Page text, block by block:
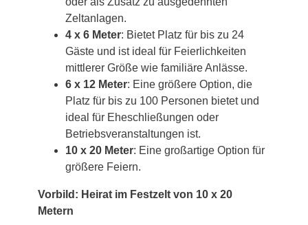
Zeltanlagen.
4 x 6 Meter: Bietet Platz für bis zu 24
Gäste und ist ideal für Feierlichkeiten
mittlerer Größe wie familiäre Anlässe.
6 x 12 Meter: Eine größere Option, die
Platz für bis zu 100 Personen bietet und
ideal für Eheschließungen oder
Betriebsveranstaltungen ist.
10 x 20 Meter: Eine großartige Option für
größere Feiern.
Vorbild: Heirat im Festzelt von 10 x 20
Metern